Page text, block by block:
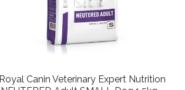
Royal Canin Veterinary Expert Nutrition